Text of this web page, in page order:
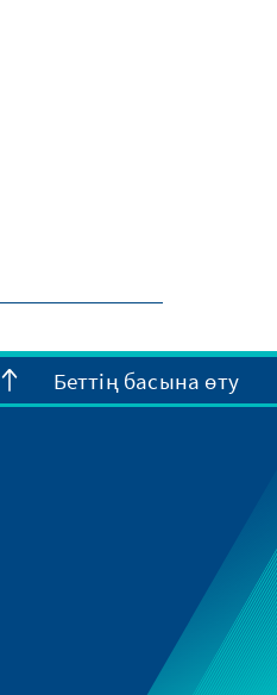
Беттің басына өту